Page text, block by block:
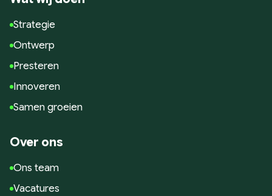
Google / Social Ads
Innoveren
Blogs
Strategie
Ontwerp
Presteren
Innoveren
Samen groeien
Over ons
Ons team
Vacatures